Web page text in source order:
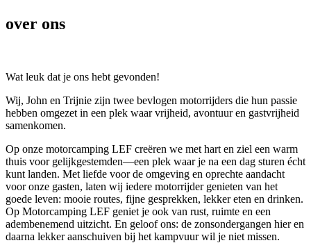
over ons
Wat leuk dat je ons hebt gevonden!
Wij, John en Trijnie zijn twee bevlogen motorrijders die hun passie
hebben omgezet in een plek waar vrijheid, avontuur en gastvrijheid
samenkomen.
Op onze motorcamping LEF creëren we met hart en ziel een warm
thuis voor gelijkgestemden—een plek waar je na een dag sturen écht
kunt landen. Met liefde voor de omgeving en oprechte aandacht
voor onze gasten, laten wij iedere motorrijder genieten van het
goede leven: mooie routes, fijne gesprekken, lekker eten en drinken.
Op Motorcamping LEF geniet je ook van rust, ruimte en een
adembenemend uitzicht. En geloof ons: de zonsondergangen hier en
daarna lekker aanschuiven bij het kampvuur wil je niet missen.